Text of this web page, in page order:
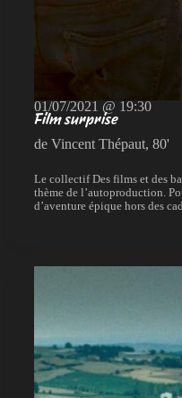
01/07/2021 @ 19:30
Film surprise
de Vincent Thépaut, 80'
Le collectif Des films et des
thème de l’autoproduction.
d’aventure épique hors des